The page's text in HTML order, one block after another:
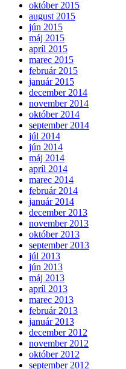
október 2015
august 2015
jún 2015
máj 2015
apríl 2015
marec 2015
február 2015
január 2015
december 2014
november 2014
október 2014
september 2014
júl 2014
jún 2014
máj 2014
apríl 2014
marec 2014
február 2014
január 2014
december 2013
november 2013
október 2013
september 2013
júl 2013
jún 2013
máj 2013
apríl 2013
marec 2013
február 2013
január 2013
december 2012
november 2012
október 2012
september 2012